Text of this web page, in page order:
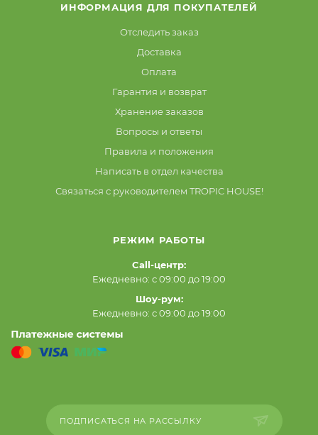
ИНФОРМАЦИЯ ДЛЯ ПОКУПАТЕЛЕЙ
Отследить заказ
Доставка
Оплата
Гарантия и возврат
Хранение заказов
Вопросы и ответы
Правила и положения
Написать в отдел качества
Связаться с руководителем TROPIC HOUSE!
РЕЖИМ РАБОТЫ
Call-центр:
Ежедневно: с 09:00 до 19:00
Шоу-рум:
Ежедневно: с 09:00 до 19:00
ПОДПИСАТЬСЯ НА РАССЫЛКУ